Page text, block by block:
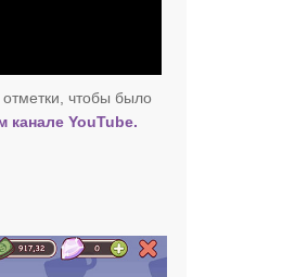
чтобы было
канале YouTube.